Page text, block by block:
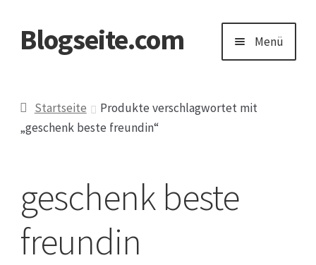
Zur
Navigation
Zum
Blogseite.com Menü
Datenschutzerklärung
Keine Ahnung welches Geschenk?
Startseite
Produkte verschlagwortet mit
„geschenk beste freundin“
geschenk beste
freundin